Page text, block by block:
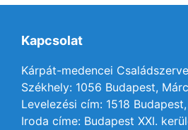
Kapcsolat
Kárpát-medencei
Székhely: 1056 Budapest,
Levelezési cím: 1518
Iroda címe: Budapest XXI.